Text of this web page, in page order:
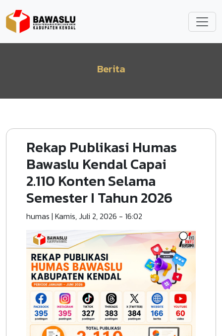
Berita
Rekap Publikasi Humas
Bawaslu Kendal Capai
2.110 Konten Selama
Semester I Tahun 2026
humas | Kamis, Juli 2, 2026 - 16:02